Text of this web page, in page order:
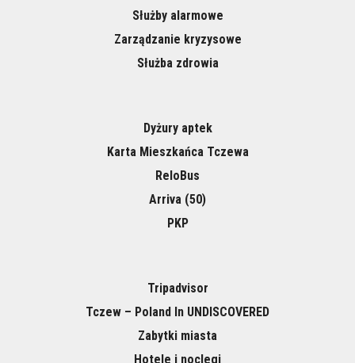
Służby alarmowe
Zarządzanie kryzysowe
Służba zdrowia
Dyżury aptek
Karta Mieszkańca Tczewa
ReloBus
Arriva (50)
PKP
Tripadvisor
Tczew – Poland In UNDISCOVERED
Zabytki miasta
Hotele i noclegi